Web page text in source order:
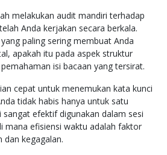
melakukan audit mandiri terhadap
Anda kerjakan secara berkala.
paling sering membuat Anda
apakah itu pada aspek struktur
isi bacaan yang tersirat.
cepat untuk menemukan kata kunci
tidak habis hanya untuk satu
efektif digunakan dalam sesi
mana efisiensi waktu adalah faktor
dan kegagalan.